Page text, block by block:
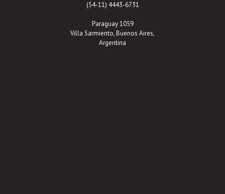
(54-11) 4443-6731
Paraguay 1059
Villa Sarmiento, Buenos Aires,
Argentina